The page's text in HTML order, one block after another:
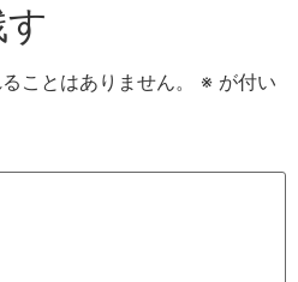
ことはありません。 ※ が付い